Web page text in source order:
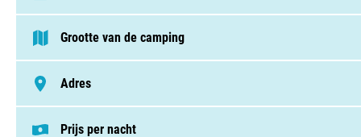
van 1 januari t/m 31 december
Grootte van de camping
< 75 plaatsen
Adres
Schovenhorsterveldweg 6, 3881 PB, Putten
Prijs per nacht